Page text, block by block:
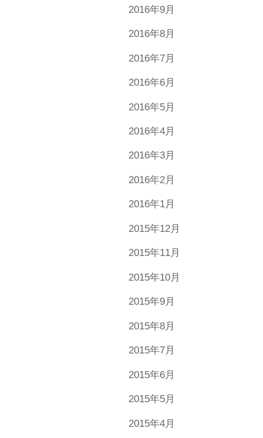
2016年9月
2016年8月
2016年7月
2016年6月
2016年5月
2016年4月
2016年3月
2016年2月
2016年1月
2015年12月
2015年11月
2015年10月
2015年9月
2015年8月
2015年7月
2015年6月
2015年5月
2015年4月